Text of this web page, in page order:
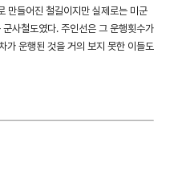
만들어진 철길이지만 실제로는 미군
사철도였다. 주인선은 그 운행횟수가
가 운행된 것을 거의 보지 못한 이들도